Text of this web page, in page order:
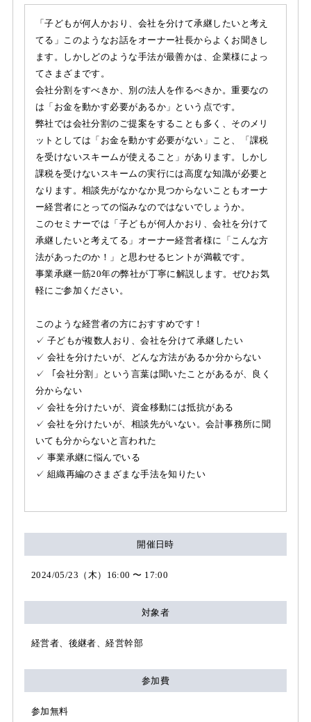
「子どもが何人かおり、会社を分けて承継したいと考え
てる」このようなお話をオーナー社長からよくお聞きし
ます。しかしどのような手法が最善かは、企業様によっ
てさまざまです。
会社分割をすべきか、別の法人を作るべきか。重要なの
は「お金を動かす必要があるか」という点です。
弊社では会社分割のご提案をすることも多く、そのメリ
ットとしては「お金を動かす必要がない」こと、「課税
を受けないスキームが使えること」があります。しかし
課税を受けないスキームの実行には高度な知識が必要と
なります。相談先がなかなか見つからないこともオーナ
ー経営者にとっての悩みなのではないでしょうか。
このセミナーでは「子どもが何人かおり、会社を分けて
承継したいと考えてる」オーナー経営者様に「こんな方
法があったのか！」と思わせるヒントが満載です。
事業承継一筋20年の弊社が丁寧に解説します。ぜひお気
軽にご参加ください。
このような経営者の方におすすめです！
✓ 子どもが複数人おり、会社を分けて承継したい
✓ 会社を分けたいが、どんな方法があるか分からない
✓ 「会社分割」という言葉は聞いたことがあるが、良く
分からない
✓ 会社を分けたいが、資金移動には抵抗がある
✓ 会社を分けたいが、相談先がいない。会計事務所に聞
いても分からないと言われた
✓ 事業承継に悩んでいる
✓ 組織再編のさまざまな手法を知りたい
開催日時
2024/05/23（木）16:00 〜 17:00
対象者
経営者、後継者、経営幹部
参加費
参加無料